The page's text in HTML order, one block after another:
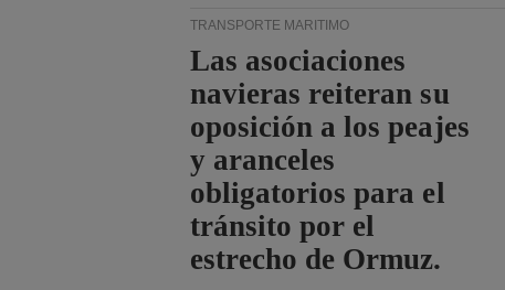
TRANSPORTE MARÍTIMO
Las asociaciones
navieras reiteran su
oposición a los peajes
y aranceles
obligatorios para el
tránsito por el
estrecho de Ormuz.